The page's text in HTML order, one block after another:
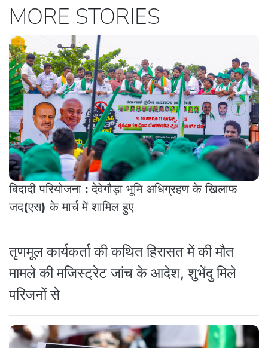
MORE STORIES
बिदादी परियोजना : देवेगौड़ा भूमि अधिग्रहण के खिलाफ
जद(एस) के मार्च में शामिल हुए
तृणमूल कार्यकर्ता की कथित हिरासत में की मौत
मामले की मजिस्ट्रेट जांच के आदेश, शुभेंदु मिले
परिजनों से